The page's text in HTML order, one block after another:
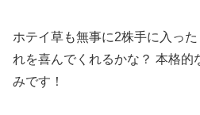
ホテイ草も無事に2株手に入っ
れを喜んでくれるかな？ 本格的
みです！